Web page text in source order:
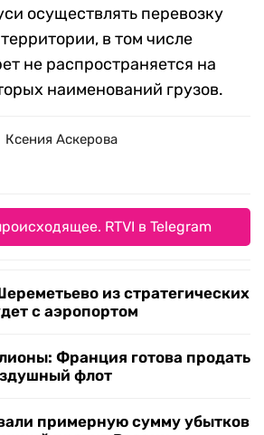
осуществлять перевозку
в том числе
не распространяется на
наименований грузов.
Ксения Аскерова
RTVI в Telegram
из стратегических
с аэропортом
Франция готова продать
флот
примерную сумму убытков